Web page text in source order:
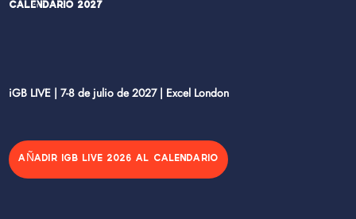
Calendario 2027
iGB LIVE | 7-8 de julio de 2027 | Excel London
AÑADIR IGB LIVE 2026 AL CALENDARIO